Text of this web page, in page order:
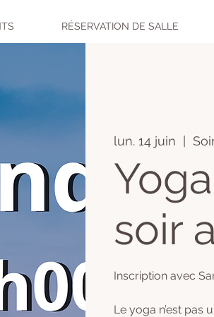
RÉSERVATION DE SALLE
lun. 14 juin
  |
soir
Inscription avec
Le yoga n’est pas